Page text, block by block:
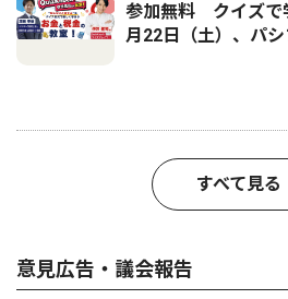
参加無料 クイズで
月22日（土）、パ
すべて見る
意見広告・議会報告